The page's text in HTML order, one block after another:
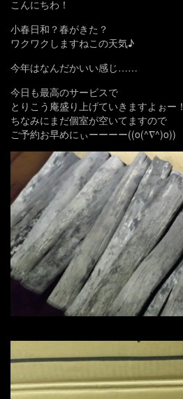
こんにちわ！
小春日和？春がきた？
ワクワクしますねこの天気♪
今年はなんだかいい感じ……
今日も最高のサービスで
とりこう庵盛り上げていきますよぉー！
ちなみにまだ個室が空いてますので
ご予約お早めにぃーーーー((o(^∇^)o))